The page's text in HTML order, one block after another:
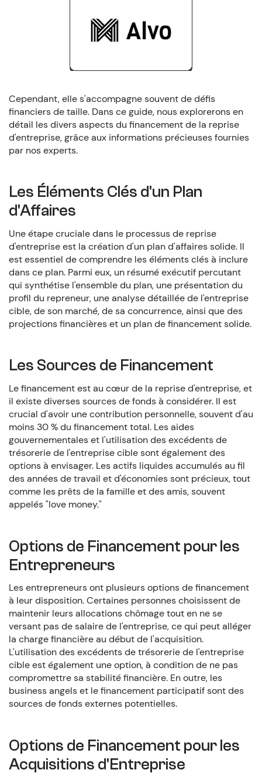
Cependant, elle s'accompagne souvent de défis
financiers de taille. Dans ce guide, nous explorerons en
détail les divers aspects du financement de la reprise
d'entreprise, grâce aux informations précieuses fournies
par nos experts.
Les Éléments Clés d'un Plan
d'Affaires
Une étape cruciale dans le processus de reprise
d'entreprise est la création d'un plan d'affaires solide. Il
est essentiel de comprendre les éléments clés à inclure
dans ce plan. Parmi eux, un résumé exécutif percutant
qui synthétise l'ensemble du plan, une présentation du
profil du repreneur, une analyse détaillée de l'entreprise
cible, de son marché, de sa concurrence, ainsi que des
projections financières et un plan de financement solide.
Les Sources de Financement
Le financement est au cœur de la reprise d'entreprise, et
il existe diverses sources de fonds à considérer. Il est
crucial d'avoir une contribution personnelle, souvent d'au
moins 30 % du financement total. Les aides
gouvernementales et l'utilisation des excédents de
trésorerie de l'entreprise cible sont également des
options à envisager. Les actifs liquides accumulés au fil
des années de travail et d'économies sont précieux, tout
comme les prêts de la famille et des amis, souvent
appelés "love money."
Options de Financement pour les
Entrepreneurs
Les entrepreneurs ont plusieurs options de financement
à leur disposition. Certaines personnes choisissent de
maintenir leurs allocations chômage tout en ne se
versant pas de salaire de l'entreprise, ce qui peut alléger
la charge financière au début de l'acquisition.
L'utilisation des excédents de trésorerie de l'entreprise
cible est également une option, à condition de ne pas
compromettre sa stabilité financière. En outre, les
business angels et le financement participatif sont des
sources de fonds externes potentielles.
Options de Financement pour les
Acquisitions d'Entreprise